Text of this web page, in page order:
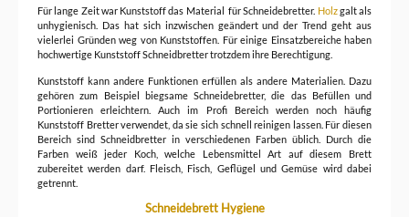
Für lange Zeit war Kunststoff das Material für Schneidebretter. Holzgalt als
unhygienisch. Das hat sich inzwischen geändert und der Trend geht aus
vielerlei Gründen weg von Kunststoffen. Für einige Einsatzbereiche haben
hochwertige Kunststoff Schneidbretter trotzdem ihre Berechtigung.
Kunststoff kann andere Funktionen erfüllen als andere Materialien. Dazu
gehören zum Beispiel biegsame Schneidebretter, die das Befüllen und
Portionieren erleichtern. Auch im Profi Bereich werden noch häufig
Kunststoff Bretter verwendet, da sie sich schnell reinigen lassen. Für diesen
Bereich sind Schneidbretter in verschiedenen Farben üblich. Durch die
Farben weiß jeder Koch, welche Lebensmittel Art auf diesem Brett
zubereitet werden darf. Fleisch, Fisch, Geflügel und Gemüse wird dabei
getrennt.
Schneidebrett Hygiene